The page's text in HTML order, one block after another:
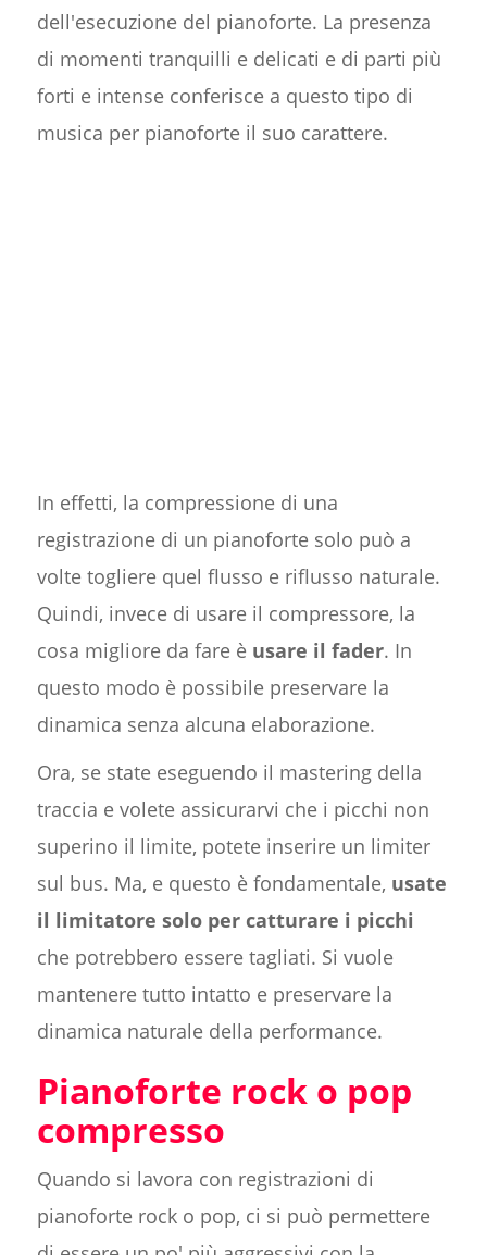
dell'esecuzione del pianoforte. La presenza
di momenti tranquilli e delicati e di parti più
forti e intense conferisce a questo tipo di
musica per pianoforte il suo carattere.
In effetti, la compressione di una
registrazione di un pianoforte solo può a
volte togliere quel flusso e riflusso naturale.
Quindi, invece di usare il compressore, la
cosa migliore da fare è usare il fader. In
questo modo è possibile preservare la
dinamica senza alcuna elaborazione.
Ora, se state eseguendo il mastering della
traccia e volete assicurarvi che i picchi non
superino il limite, potete inserire un limiter
sul bus. Ma, e questo è fondamentale, usate
il limitatore solo per catturare i picchi
che potrebbero essere tagliati. Si vuole
mantenere tutto intatto e preservare la
dinamica naturale della performance.
Pianoforte rock o pop
compresso
Quando si lavora con registrazioni di
pianoforte rock o pop, ci si può permettere